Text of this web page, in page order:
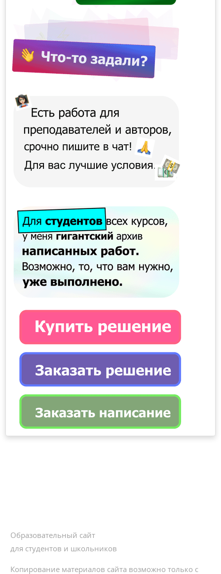
Образовательный сайт
для студентов и школьников
Копирование материалов сайта возможно только с